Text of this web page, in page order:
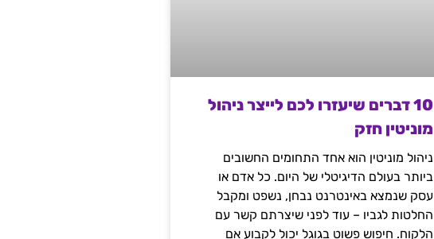
10 דברים שיעזרו לכם לייצר ניהול
מוניטין חזק
ניהול מוניטין הוא אחד התחומים החשובים
ביותר בעולם הדיגיטלי של היום. כל אדם או
עסק שנמצא באינטרנט נבחן, נשפט ומקבל
החלטות לגביו – עוד לפני שיצרתם קשר עם
הלקוח. חיפוש פשוט בגוגל יכול לקבוע אם